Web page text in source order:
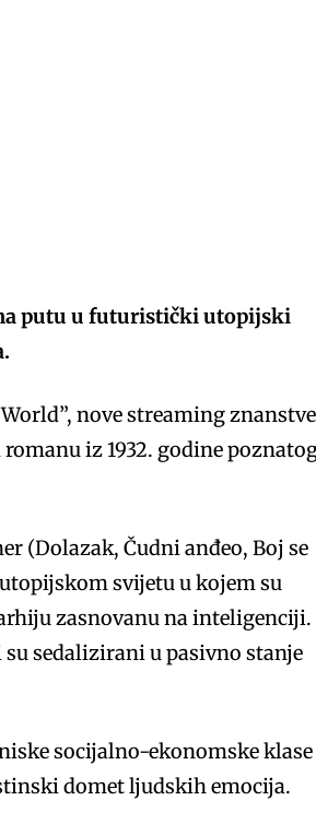
putu u futuristički utopijski
nove streaming
iz 1932. godine
(Dolazak, Čudni anđeo, Boj se
svijetu u kojem su
zasnovanu na inteligenciji.
sedalizirani u pasivno stanje
socijalno-ekonomske klase
domet ljudskih emocija.